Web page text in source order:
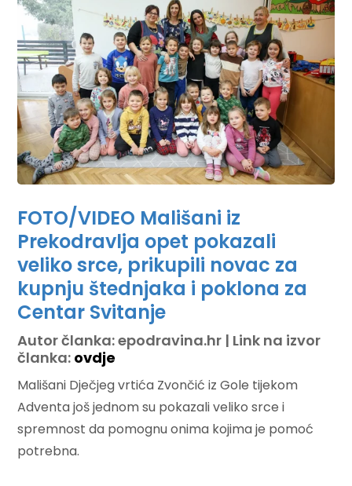
FOTO/VIDEO Mališani iz
Prekodravlja opet pokazali
veliko srce, prikupili novac za
kupnju štednjaka i poklona za
Centar Svitanje
Autor članka: epodravina.hr | Link na izvor
članka: ovdje
Mališani Dječjeg vrtića Zvončić iz Gole tijekom
Adventa još jednom su pokazali veliko srce i
spremnost da pomognu onima kojima je pomoć
potrebna.